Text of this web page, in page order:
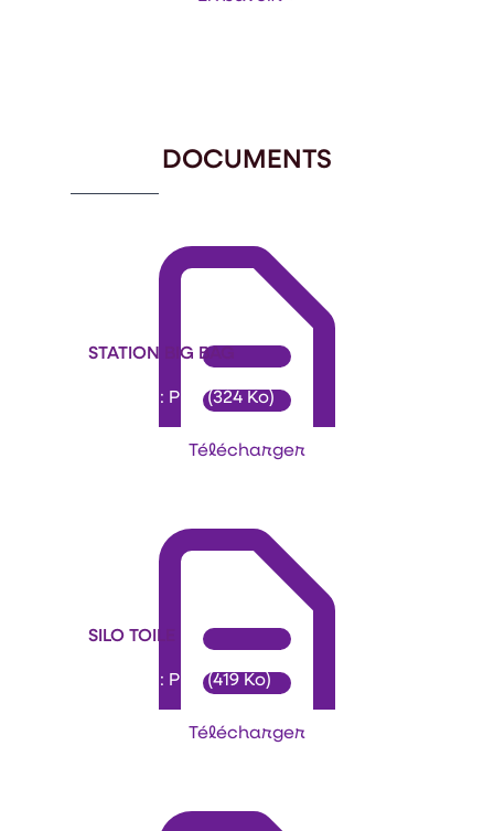
DOCUMENTS
STATION BIG BAG
Format : PDF (324 Ko)
Télécharger
SILO TOILE
Format : PDF (419 Ko)
Télécharger